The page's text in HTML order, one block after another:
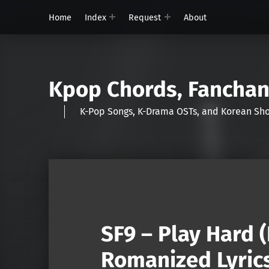
Home Index Request About
Kpop Chords,
K-Pop Songs, K-Drama OSTs, and Korean
SF9 – Play Hard
Romanized